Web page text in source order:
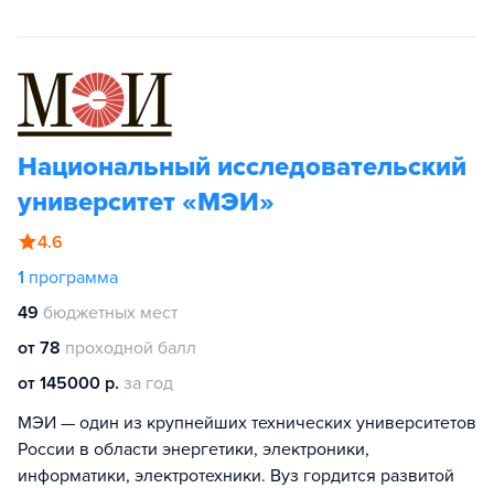
Национальный исследовательский
университет «МЭИ»
4.6
1 программа
49 бюджетных мест
от 78 проходной балл
от 145000 р. за год
МЭИ — один из крупнейших технических университетов
России в области энергетики, электроники,
информатики, электротехники. Вуз гордится развитой